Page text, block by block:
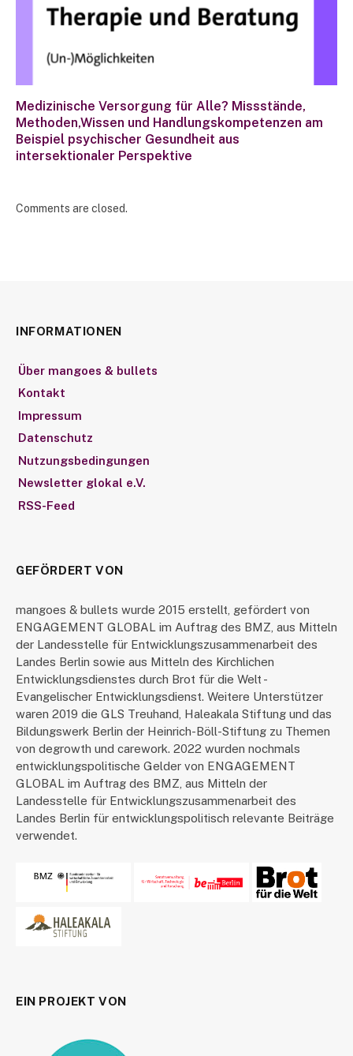
Medizinische Versorgung für Alle? Missstände,
Methoden,Wissen und Handlungskompetenzen am
Beispiel psychischer Gesundheit aus
intersektionaler Perspektive
Comments are closed.
INFORMATIONEN
Über mangoes & bullets
Kontakt
Impressum
Datenschutz
Nutzungsbedingungen
Newsletter glokal e.V.
RSS-Feed
GEFÖRDERT VON
mangoes & bullets wurde 2015 erstellt, gefördert von
ENGAGEMENT GLOBAL im Auftrag des BMZ, aus Mitteln
der Landesstelle für Entwicklungszusammenarbeit des
Landes Berlin sowie aus Mitteln des Kirchlichen
Entwicklungsdienstes durch Brot für die Welt -
Evangelischer Entwicklungsdienst. Weitere Unterstützer
waren 2019 die GLS Treuhand, Haleakala Stiftung und das
Bildungswerk Berlin der Heinrich-Böll-Stiftung zu Themen
von degrowth und carework. 2022 wurden nochmals
entwicklungspolitische Gelder von ENGAGEMENT
GLOBAL im Auftrag des BMZ, aus Mitteln der
Landesstelle für Entwicklungszusammenarbeit des
Landes Berlin für entwicklungspolitisch relevante Beiträge
verwendet.
EIN PROJEKT VON